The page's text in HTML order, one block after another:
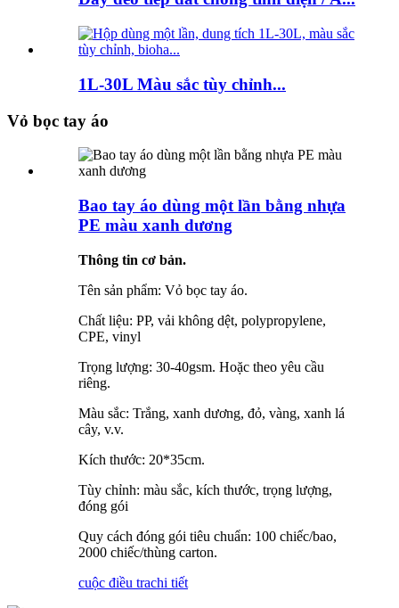
1L-30L Màu sắc tùy chỉnh...
Vỏ bọc tay áo
Bao tay áo dùng một lần bằng nhựa
PE màu xanh dương
Thông tin cơ bản.
Tên sản phẩm: Vỏ bọc tay áo.
Chất liệu: PP, vải không dệt, polypropylene,
CPE, vinyl
Trọng lượng: 30-40gsm. Hoặc theo yêu cầu
riêng.
Màu sắc: Trắng, xanh dương, đỏ, vàng, xanh lá
cây, v.v.
Kích thước: 20*35cm.
Tùy chỉnh: màu sắc, kích thước, trọng lượng,
đóng gói
Quy cách đóng gói tiêu chuẩn: 100 chiếc/bao,
2000 chiếc/thùng carton.
cuộc điều trachi tiết